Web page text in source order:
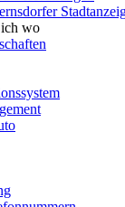
ich wo